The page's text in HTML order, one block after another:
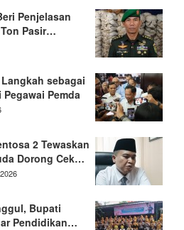
Penjelasan
Pasir…
sebagai
Pemda
2 Tewaskan
Dorong Cek…
Bupati
Pendidikan…